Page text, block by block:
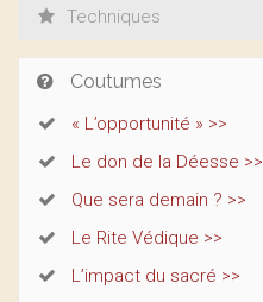
Techniques
Coutumes
« L’opportunité » >>
Le don de la Déesse >>
Que sera demain ? >>
Le Rite Védique >>
L’impact du sacré >>